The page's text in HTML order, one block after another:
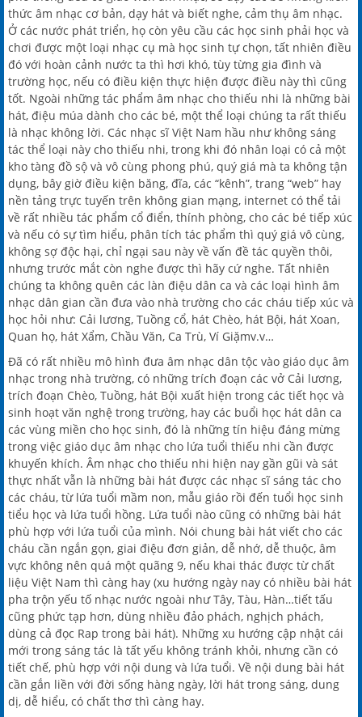
thức âm nhạc cơ bản, dạy hát và biết nghe, cảm thụ âm nhạc.
Ở các nước phát triển, họ còn yêu cầu các học sinh phải học và
chơi được một loại nhạc cụ mà học sinh tự chọn, tất nhiên điều
đó với hoàn cảnh nước ta thì hơi khó, tùy từng gia đình và
trường học, nếu có điều kiện thực hiện được điều này thì cũng
tốt. Ngoài những tác phẩm âm nhạc cho thiếu nhi là những bài
hát, điệu múa dành cho các bé, một thể loại chúng ta rất thiếu
là nhạc không lời. Các nhạc sĩ Việt Nam hầu như không sáng
tác thể loại này cho thiếu nhi, trong khi đó nhân loại có cả một
kho tàng đồ sộ và vô cùng phong phú, quý giá mà ta không tận
dụng, bây giờ điều kiện băng, đĩa, các “kênh”, trang “web” hay
nền tảng trực tuyến trên không gian mạng, internet có thể tải
về rất nhiều tác phẩm cổ điển, thính phòng, cho các bé tiếp xúc
và nếu có sự tìm hiểu, phân tích tác phẩm thì quý giá vô cùng,
không sợ độc hại, chỉ ngại sau này về vấn đề tác quyền thôi,
nhưng trước mắt còn nghe được thì hãy cứ nghe. Tất nhiên
chúng ta không quên các làn điệu dân ca và các loại hình âm
nhạc dân gian cần đưa vào nhà trường cho các cháu tiếp xúc và
học hỏi như: Cải lương, Tuồng cổ, hát Chèo, hát Bội, hát Xoan,
Quan họ, hát Xẩm, Chầu Văn, Ca Trù, Ví Giặmv.v…
Đã có rất nhiều mô hình đưa âm nhạc dân tộc vào giáo dục âm
nhạc trong nhà trường, có những trích đoạn các vở Cải lương,
trích đoạn Chèo, Tuồng, hát Bội xuất hiện trong các tiết học và
sinh hoạt văn nghệ trong trường, hay các buổi học hát dân ca
các vùng miền cho học sinh, đó là những tín hiệu đáng mừng
trong việc giáo dục âm nhạc cho lứa tuổi thiếu nhi cần được
khuyến khích. Âm nhạc cho thiếu nhi hiện nay gần gũi và sát
thực nhất vẫn là những bài hát được các nhạc sĩ sáng tác cho
các cháu, từ lứa tuổi mầm non, mẫu giáo rồi đến tuổi học sinh
tiểu học và lứa tuổi hồng. Lứa tuổi nào cũng có những bài hát
phù hợp với lứa tuổi của mình. Nói chung bài hát viết cho các
cháu cần ngắn gọn, giai điệu đơn giản, dễ nhớ, dễ thuộc, âm
vực không nên quá một quãng 9, nếu khai thác được từ chất
liệu Việt Nam thì càng hay (xu hướng ngày nay có nhiều bài hát
pha trộn yếu tố nhạc nước ngoài như Tây, Tàu, Hàn…tiết tấu
cũng phức tạp hơn, dùng nhiều đảo phách, nghịch phách,
dùng cả đọc Rap trong bài hát). Những xu hướng cập nhật cái
mới trong sáng tác là tất yếu không tránh khỏi, nhưng cần có
tiết chế, phù hợp với nội dung và lứa tuổi. Về nội dung bài hát
cần gắn liền với đời sống hàng ngày, lời hát trong sáng, dung
dị, dễ hiểu, có chất thơ thì càng hay.